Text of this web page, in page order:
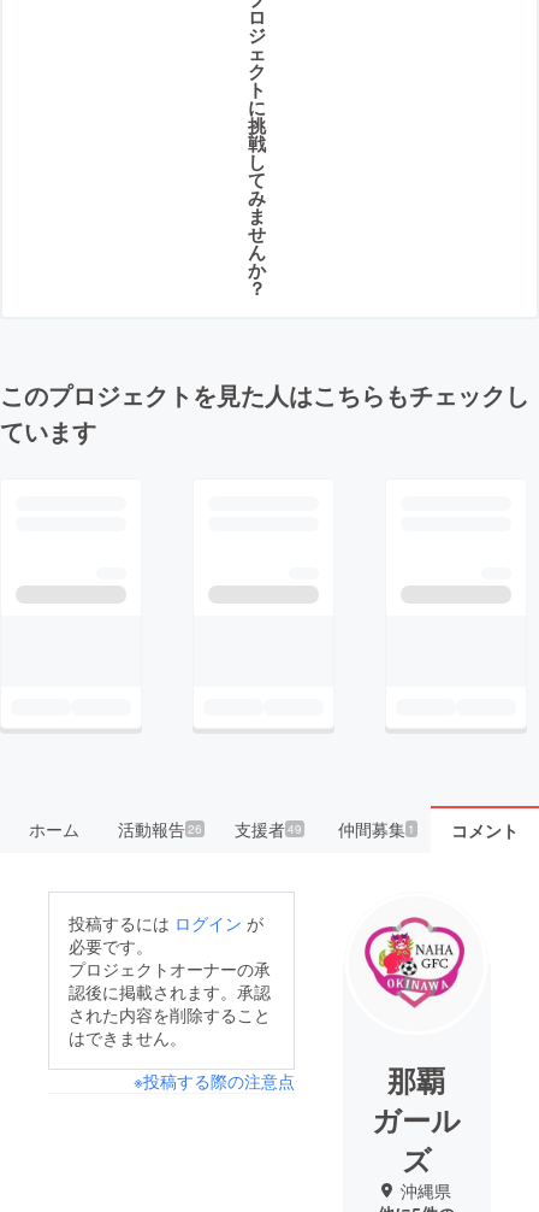
ロ
ジ
ェ
ク
ト
に
挑
戦
し
て
み
ま
せ
ん
か
？
このプロジェクトを見た人はこちらもチェックし
ています
ホーム 活動報告26 支援者49 仲間募集 1 コメント
投稿するには ログイン が
必要です。
プロジェクトオーナーの承
認後に掲載されます。承認
された内容を削除すること
はできません。
※投稿する際の注意点
那覇
ガール
ズ
沖縄県